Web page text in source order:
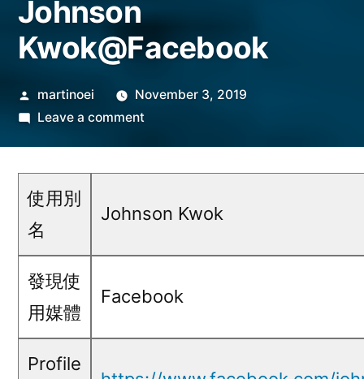
Johnson
Kwok@Facebook
Posted
by
martinoei
November 3, 2019
Leave a commenton
使用別
名
Johnson Kwok
發現使
用媒體
Facebook
Profile